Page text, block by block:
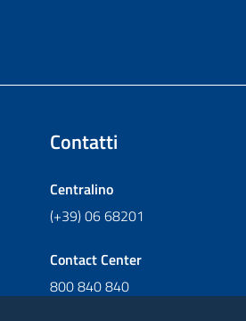
Contatti
Centralino
(+39) 06 68201
Contact Center
800 840 840